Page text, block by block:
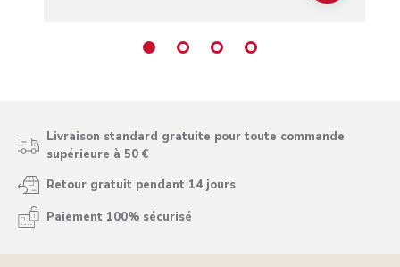
Livraison standard gratuite pour toute commande
supérieure à 50 €
Retour gratuit pendant 14 jours
Paiement 100% sécurisé